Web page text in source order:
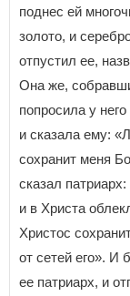
поднес ей
золото, и
отпустил ее,
Она же,
попросила у
и сказала ему:
сохранит меня
сказал
и в Христа
Христос
от сетей его». И
ее патриарх, и